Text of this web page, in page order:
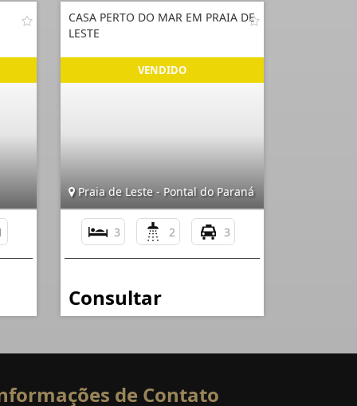
CASA PERTO DO MAR EM PRAIA DE
LESTE
Praia de Leste - Pontal do Paraná
3 2 3
Consultar
de Contato